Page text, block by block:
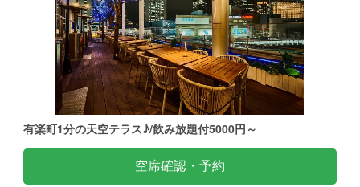
有楽町1分の天空テラス♪/飲み放題付5000円～
空席確認・予約